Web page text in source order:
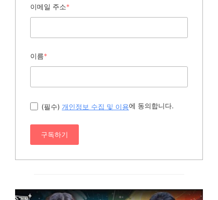
이메일 주소*
이름*
(필수) 개인정보 수집 및 이용에 동의합니다.
구독하기